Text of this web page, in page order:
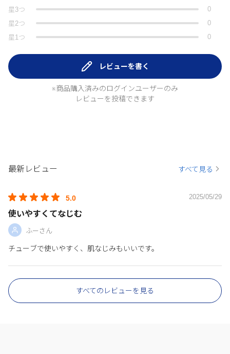
星 3つ
0
星 2つ
0
星 1つ 0
レビューを書く
※商品購入済みのログインユーザーのみ
レビューを投稿できます
最新レビュー すべて見る
5.0 2025/05/29
使いやすくてなじむ
ふーさん
チューブで使いやすく、肌なじみもいいです。
すべてのレビューを見る